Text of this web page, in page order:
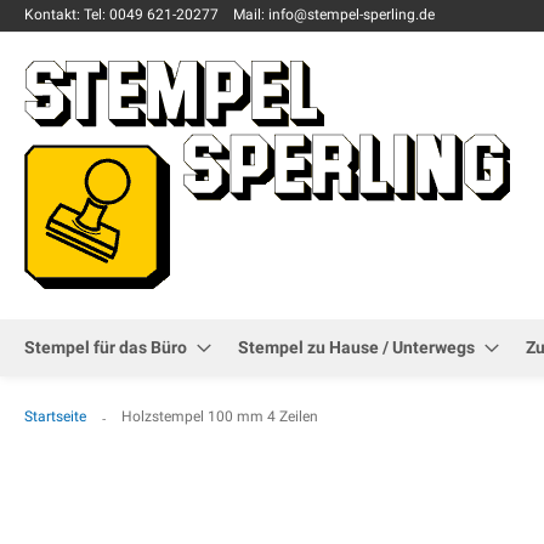
Kontakt: Tel: 0049 621-20277 Mail: info@stempel-sperling.de
Stempel für das Büro Stempel zu Hause / Unterwegs
Startseite Holzstempel 100 mm 4 Zeilen